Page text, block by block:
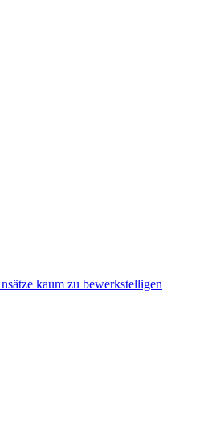
kaum zu bewerkstelligen